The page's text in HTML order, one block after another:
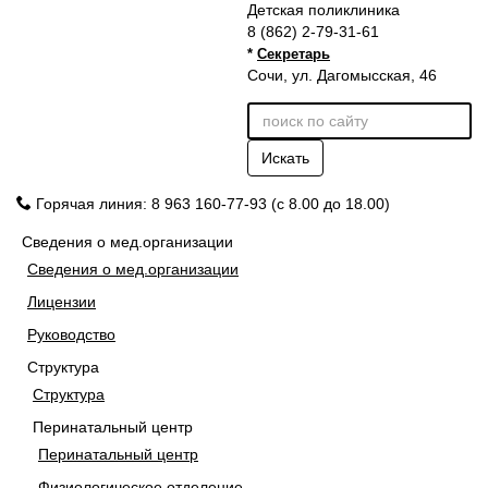
Детская поликлиника
8 (862) 2-79-31-61
* Секретарь
Сочи, ул. Дагомысская, 46
Искать
Горячая линия: 8 963 160-77-93 (с 8.00 до 18.00)
Сведения о мед.организации
Сведения о мед.организации
Лицензии
Руководство
Структура
Структура
Перинатальный центр
Перинатальный центр